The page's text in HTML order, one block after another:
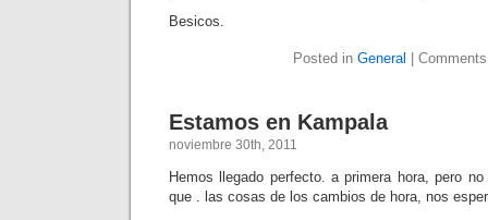
Besicos.
Posted in General
Estamos en Kampala
noviembre 30th, 2011
Hemos llegado perfecto. a primera hora, pero
que . las cosas de los cambios de hora, nos